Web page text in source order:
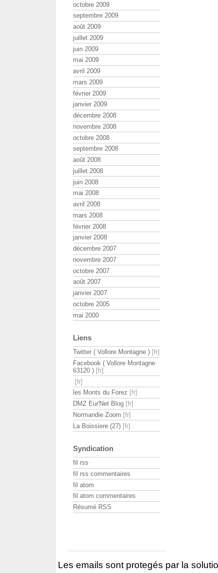
octobre 2009
septembre 2009
août 2009
juillet 2009
juin 2009
mai 2009
avril 2009
mars 2009
février 2009
janvier 2009
décembre 2008
novembre 2008
octobre 2008
septembre 2008
août 2008
juillet 2008
juin 2008
mai 2008
avril 2008
mars 2008
février 2008
janvier 2008
décembre 2007
novembre 2007
octobre 2007
août 2007
janvier 2007
octobre 2005
mai 2000
Liens
Twitter ( Vollore Montagne )
Facebook ( Vollore Montagne
63120 )
les Monts du Forez
DMZ Eur'Net Blog
Normandie Zoom
La Boissiere (27)
Syndication
fil rss
fil rss commentaires
fil atom
fil atom commentaires
Résumé RSS
Les emails sont protegés par la